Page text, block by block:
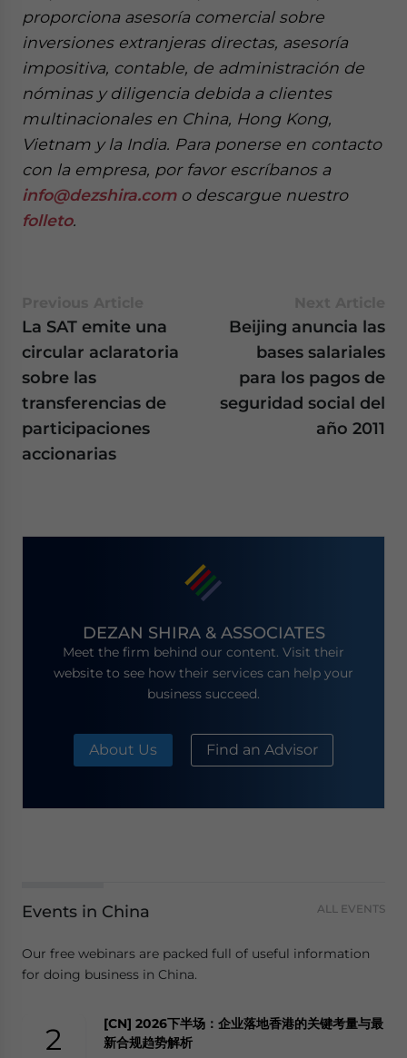
proporciona asesoría comercial sobre
inversiones extranjeras directas, asesoría
impositiva, contable, de administración de
nóminas y diligencia debida a clientes
multinacionales en China, Hong Kong,
Vietnam y la India. Para ponerse en contacto
con la empresa, por favor escríbanos a
info@dezshira.como descargue nuestro
folleto.
La SAT emite una
circular aclaratoria
sobre las
transferencias de
participaciones
accionarias
Beijing anuncia las
bases salariales
para los pagos de
seguridad social del
año 2011
DEZAN SHIRA & ASSOCIATES
Meet the firm behind our content. Visit their
website to see how their services can help your
business succeed.
About Us Find an Advisor
Events in China ALL EVENTS
Our free webinars are packed full of useful information
for doing business in China.
2
[CN] 2026下半场：企业落地香港的关键考量与最
新合规趋势解析